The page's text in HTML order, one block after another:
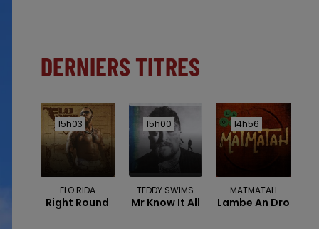
DERNIERS TITRES
15h03
15h03
FLO RIDA
Right Round
15h00
15h00
TEDDY SWIMS
Mr Know It All
14h56
14h56
MATMATAH
Lambe An Dro